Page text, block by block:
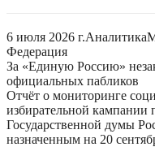
6 июля 2026 г.Аналитика
Федерация
За «Единую Россию»
официальных пабликов
Отчёт о мониторинге
избирательной кампании
Государственной думы
назначенным на 20